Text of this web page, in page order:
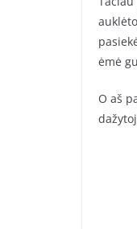
ėmė
O aš